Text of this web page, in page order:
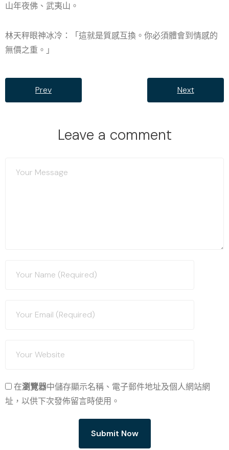
山年夜佛、武夷山。
林天秤眼神冰冷：「這就是質感互換。你必須體會到情感的
無價之重。」
Prev Next
Leave a comment
在瀏覽器中儲存顯示名稱、電子郵件地址及個人網站網
址，以供下次發佈留言時使用。